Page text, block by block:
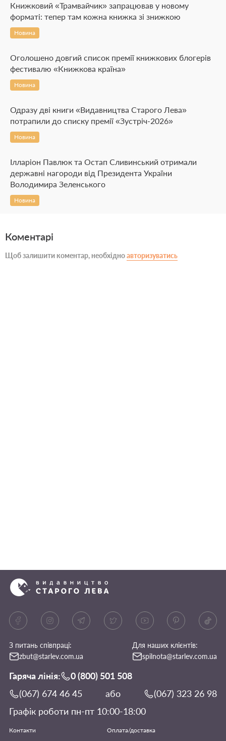
Книжковий «Трамвайчик» запрацював у новому
форматі: тепер там кожна книжка зі знижкою
Новина
Оголошено довгий список премії книжкових блогерів
фестивалю «Книжкова країна»
Новина
Одразу дві книги «Видавництва Старого Лева»
потрапили до списку премії «Зустріч-2026»
Новина
Ілларіон Павлюк та Остап Сливинський отримали
державні нагороди від Президента України
Володимира Зеленського
Новина
Коментарі
Щоб залишити коментар, необхідноавторизуватись
З питань співпраці:
zbut@starlev.com.ua
Для наших клієнтів:
spilnota@starlev.com.ua
Гаряча лінія:
0 (800) 501 508
(067) 674 46 45
або
(067) 323 26 98
Графік роботи пн-пт 10:00-18:00
Контакти
Оплата/доставка